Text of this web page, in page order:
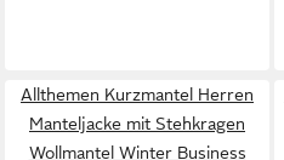
Allthemen Kurzmantel Herren
Manteljacke mit Stehkragen
Wollmantel Winter Business